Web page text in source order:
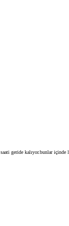
geride kalıyor.bunlar içinde